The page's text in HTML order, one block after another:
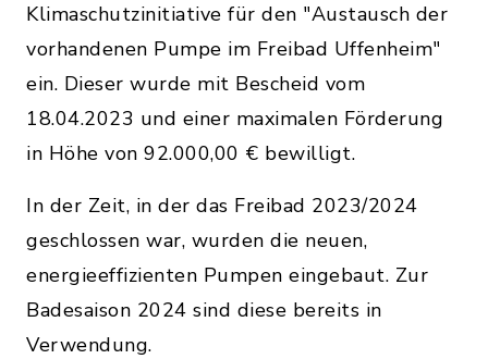
Klimaschutzinitiative für den "Austausch der
vorhandenen Pumpe im Freibad Uffenheim"
ein. Dieser wurde mit Bescheid vom
18.04.2023 und einer maximalen Förderung
in Höhe von 92.000,00 € bewilligt.
In der Zeit, in der das Freibad 2023/2024
geschlossen war, wurden die neuen,
energieeffizienten Pumpen eingebaut. Zur
Badesaison 2024 sind diese bereits in
Verwendung.